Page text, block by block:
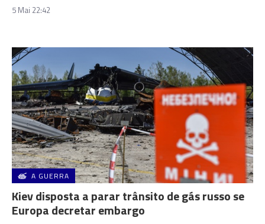
5 Mai 22:42
A GUERRA
Kiev disposta a parar trânsito de gás russo se
Europa decretar embargo